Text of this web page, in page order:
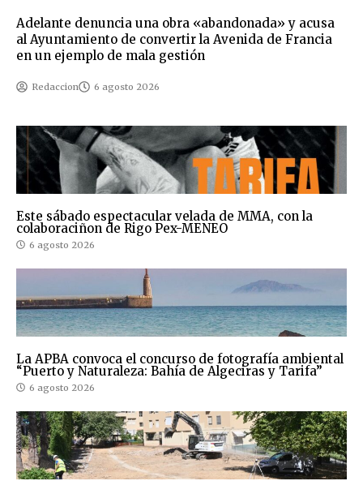
Adelante denuncia una obra «abandonada» y acusa
al Ayuntamiento de convertir la Avenida de Francia
en un ejemplo de mala gestión
Redaccion 6 agosto 2026
Este sábado espectacular velada de MMA, con la
colaboraciñon de Rigo Pex-MENEO
6 agosto 2026
La APBA convoca el concurso de fotografía ambiental
“Puerto y Naturaleza: Bahía de Algeciras y Tarifa”
6 agosto 2026